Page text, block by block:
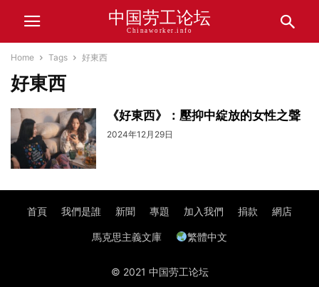
中国劳工论坛
Chinaworker.info
Home Tags 好東西
好東西
《好東西》：壓抑中綻放的女性之聲
2024年12月29日
首頁 我們是誰 新聞 專題 加入我們 捐款 網店
馬克思主義文庫 繁體中文
© 2021 中国劳工论坛